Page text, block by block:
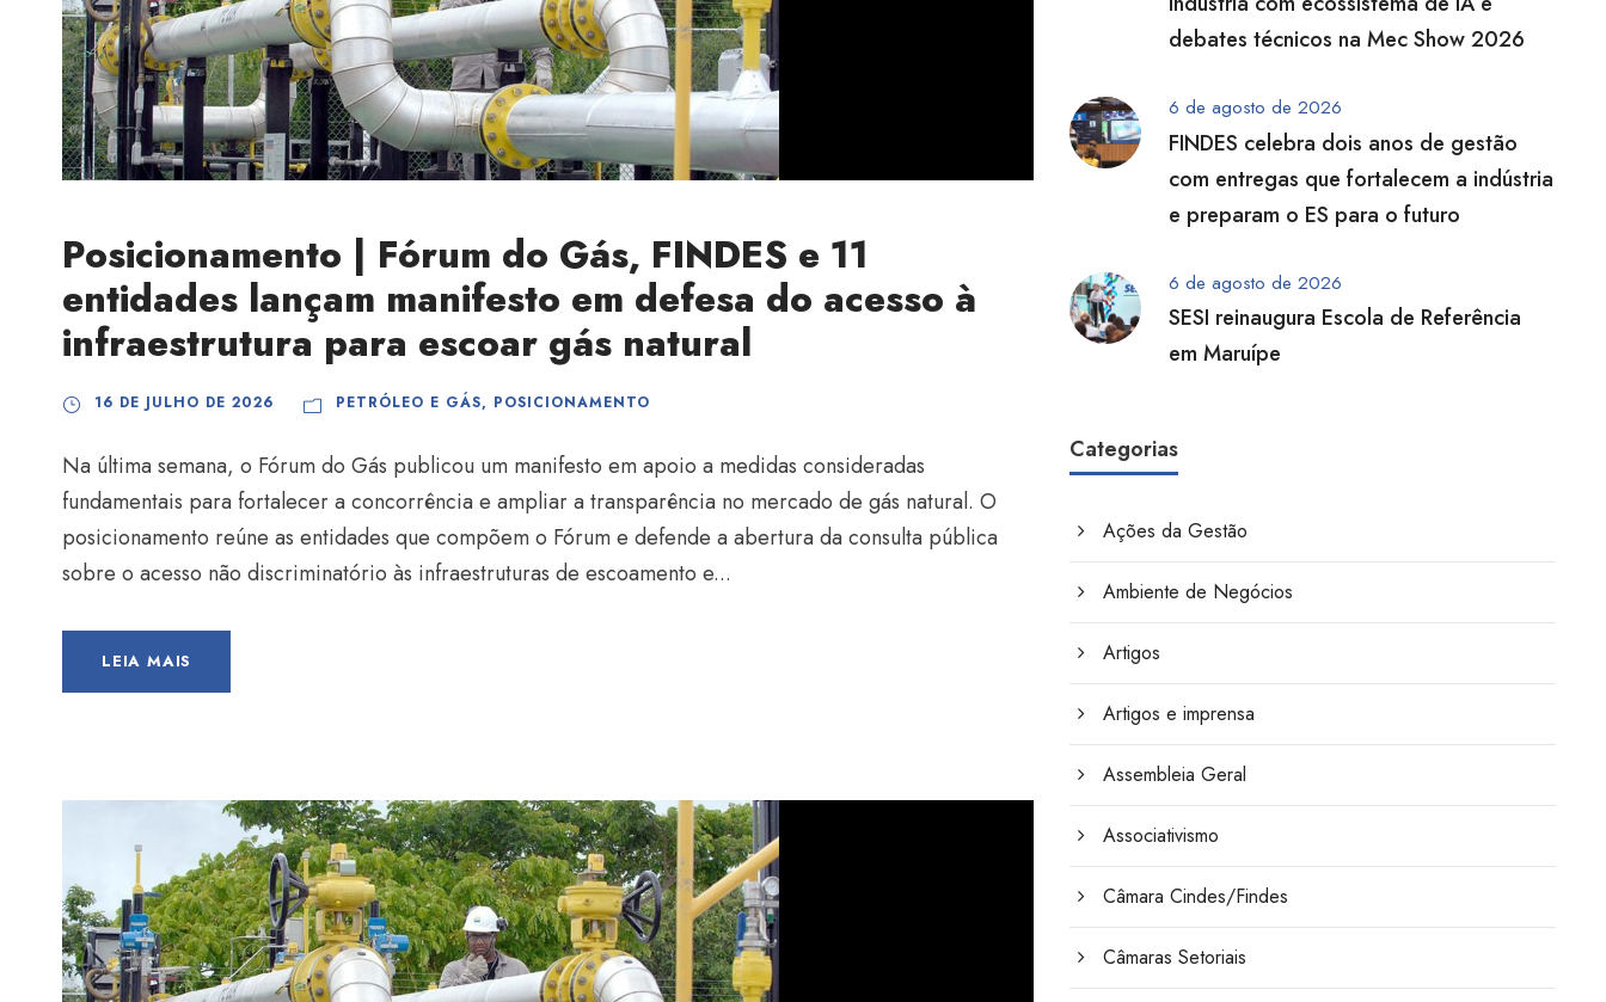
Posicionamento | Fórum do Gás, FINDES e 11
entidades lançam manifesto em defesa do acesso à
infraestrutura para escoar gás natural
16 DE JULHO DE 2026 PETRÓLEO E GÁS, POSICIONAMENTO
Na última semana, o Fórum do Gás publicou um manifesto em apoio a medidas consideradas
fundamentais para fortalecer a concorrência e ampliar a transparência no mercado de gás natural. O
posicionamento reúne as entidades que compõem o Fórum e defende a abertura da consulta pública
sobre o acesso não discriminatório às infraestruturas de escoamento e...
LEIA MAIS
debates técnicos na Mec Show 2026
6 de agosto de 2026
FINDES celebra dois anos de gestão
com entregas que fortalecem a indústria
e preparam o ES para o futuro
6 de agosto de 2026
SESI reinaugura Escola de Referência
em Maruípe
Categorias
Ações da Gestão
Ambiente de Negócios
Artigos
Artigos e imprensa
Assembleia Geral
Associativismo
Câmara Cindes/Findes
Câmaras Setoriais